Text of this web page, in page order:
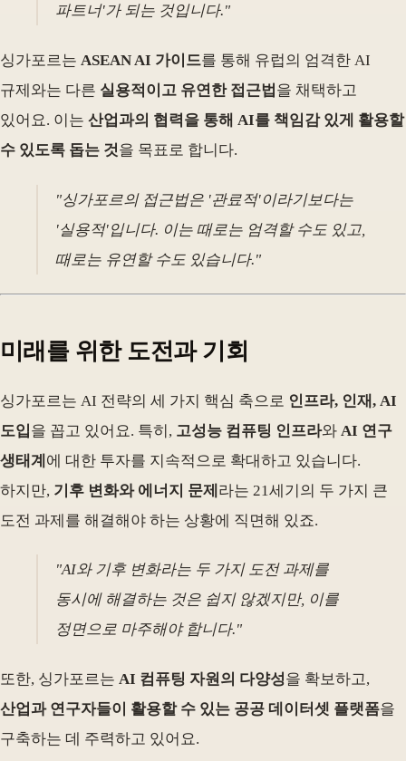
파트너'가 되는 것입니다."
싱가포르는 ASEAN AI 가이드를 통해 유럽의 엄격한 AI
규제와는 다른 실용적이고 유연한 접근법 을 채택하고
있어요. 이는 산업과의 협력을 통해 AI를 책임감 있게 활용할
수 있도록 돕는 것을 목표로 합니다.
"싱가포르의 접근법은 '관료적'이라기보다는
'실용적'입니다. 이는 때로는 엄격할 수도 있고,
때로는 유연할 수도 있습니다."
미래를 위한 도전과 기회
싱가포르는 AI 전략의 세 가지 핵심 축으로 인프라, 인재, AI
도입을 꼽고 있어요. 특히, 고성능 컴퓨팅 인프라와 AI 연구
생태계 에 대한 투자를 지속적으로 확대하고 있습니다.
하지만, 기후 변화와 에너지 문제 라는 21세기의 두 가지 큰
도전 과제를 해결해야 하는 상황에 직면해 있죠.
"AI와 기후 변화라는 두 가지 도전 과제를
동시에 해결하는 것은 쉽지 않겠지만, 이를
정면으로 마주해야 합니다."
또한, 싱가포르는 AI 컴퓨팅 자원의 다양성을 확보하고,
산업과 연구자들이 활용할 수 있는 공공 데이터셋 플랫폼을
구축하는 데 주력하고 있어요.